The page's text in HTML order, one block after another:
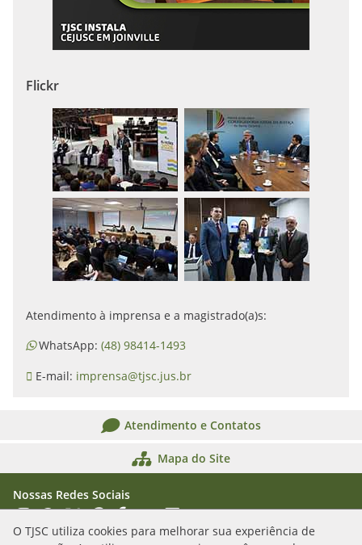
O TJSC utiliza cookies para melhorar sua experiência de
Flickr
Atendimento à imprensa e a magistrado(a)s:
WhatsApp: (48) 98414-1493
E-mail: imprensa@tjsc.jus.br
Atendimento e Contatos
Mapa do Site
Nossas Redes Sociais
Acessar Instagram
Acessar WhatsApp
Acessar XAcessar Threads
Acessar Facebook
Acessar YouTube
Acessar Flickr
Acessar SoundCloud